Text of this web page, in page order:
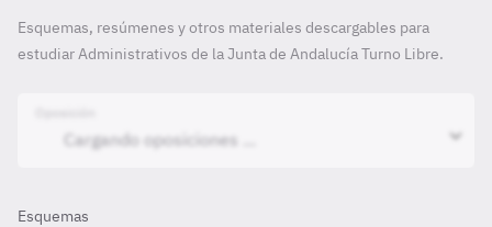
Esquemas, resúmenes y otros materiales descargables para
estudiar Administrativos de la Junta de Andalucía Turno Libre.
Esquemas